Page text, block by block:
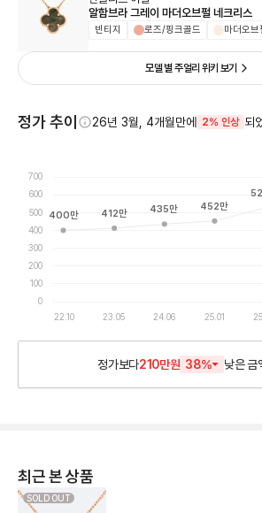
알함브라 그레이 마더오브펄 네크리스
빈티지 로즈/핑크골드 마더오브
모델 별 주얼리 위키 보기
정가 추이 26년 3월, 4개월만에 2% 인상 되
0
100
200
300
400
500
600
700
22.10 23.05 24.06 25.01
400만 412만 435만 452만
정가보다210만원 38% 낮은금
최근 본 상품
SOLD OUT